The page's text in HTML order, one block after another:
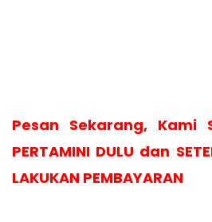
Pesan Sekarang, Kami
PERTAMINI DULU dan
LAKUKAN PEMBAYARAN